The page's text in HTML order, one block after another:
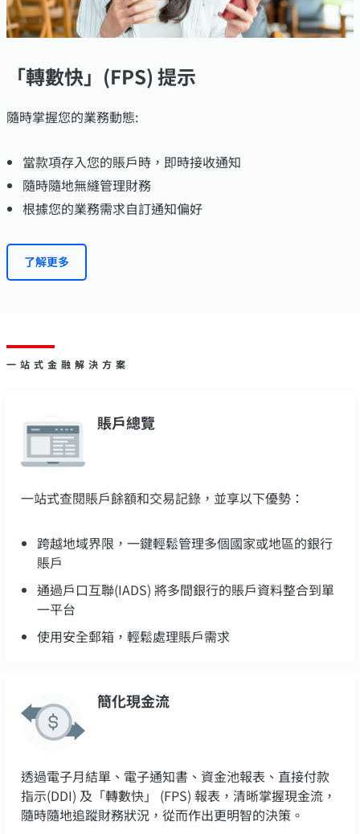
「轉數快」(FPS) 提示
隨時掌握您的業務動態:
當款項存入您的賬戶時，即時接收通知
隨時隨地無縫管理財務
根據您的業務需求自訂通知偏好
了解更多
一站式金融解決方案
賬戶總覽
一站式查閱賬戶餘額和交易記錄，並享以下優勢：
跨越地域界限，一鍵輕鬆管理多個國家或地區的銀行
賬戶
通過戶口互聯(IADS) 將多間銀行的賬戶資料整合到單
一平台
使用安全郵箱，輕鬆處理賬戶需求
簡化現金流
透過電子月結單、電子通知書、資金池報表、直接付款
指示(DDI) 及「轉數快」 (FPS) 報表，清晰掌握現金流，
隨時隨地追蹤財務狀況，從而作出更明智的決策。